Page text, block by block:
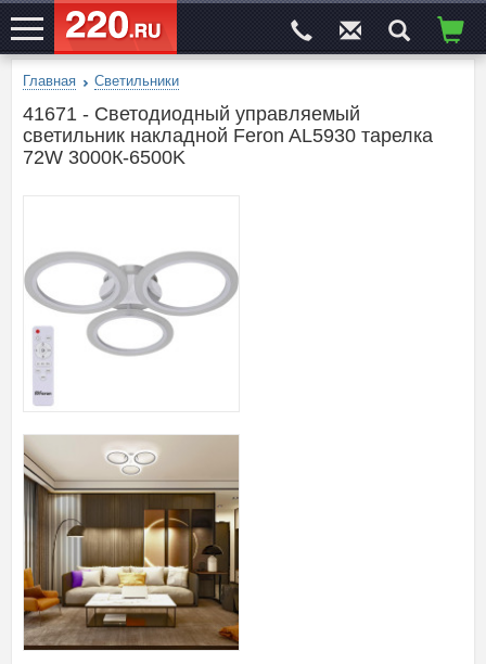
ЭЛЕКТРОСАЙТ№1
Главная Светильники
41671 - Светодиодный управляемый
светильник накладной Feron AL5930 тарелка
72W 3000К-6500K